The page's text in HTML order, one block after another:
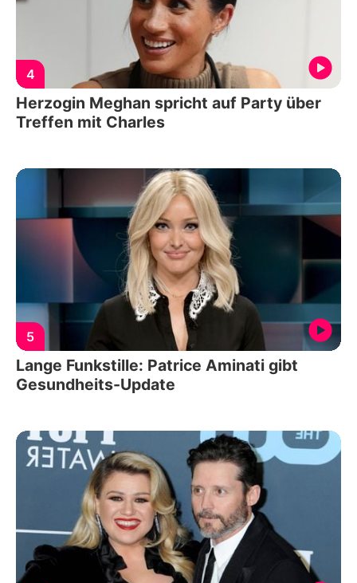
4
Herzogin Meghan spricht auf Party über
Treffen mit Charles
5
Lange Funkstille: Patrice Aminati gibt
Gesundheits-Update